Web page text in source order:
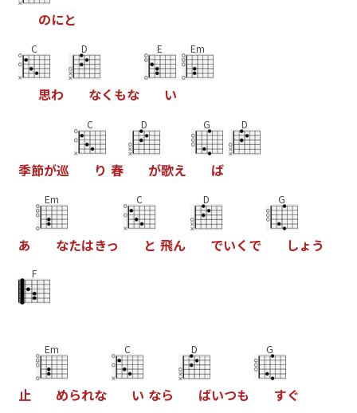
のにと
C
思わ
D
なく もな
E
い
Em
季節か巡
C
り 春
D
か歌え
G
は
D
あ
Em
なたはきっ
C
と 飛ん
D
ていく て
G
しょ う
F
止
Em
められな
C
い なら
D
はいつも
G
すく